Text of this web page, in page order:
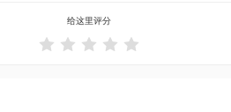
给这里评分
    